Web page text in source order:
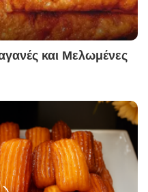
και Μελωμένες